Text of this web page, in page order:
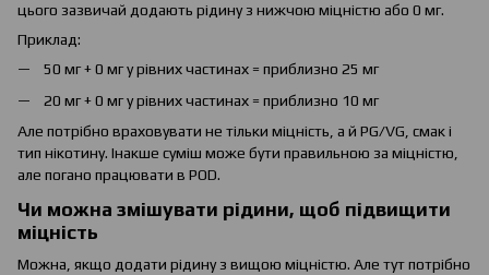
цього зазвичай додають рідину з нижчою міцністю або 0 мг.
Приклад:
50 мг + 0 мг у рівних частинах = приблизно 25 мг
20 мг + 0 мг у рівних частинах = приблизно 10 мг
Але потрібно враховувати не тільки міцність, а й PG/VG, смак і
тип нікотину. Інакше суміш може бути правильною за міцністю,
але погано працювати в POD.
Чи можна змішувати рідини, щоб підвищити
міцність
Можна, якщо додати рідину з вищою міцністю. Але тут потрібно